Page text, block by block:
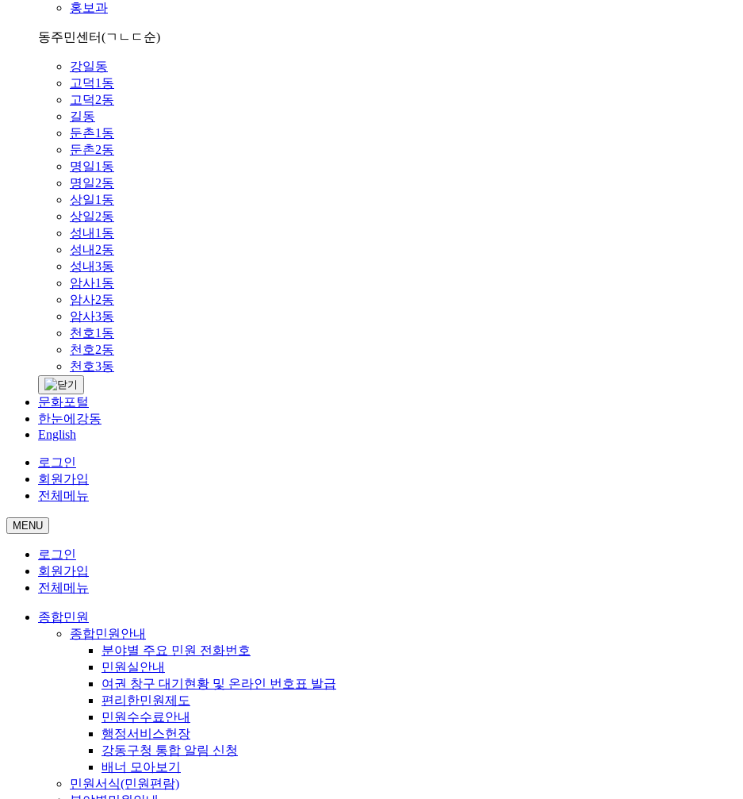
홍보과
동주민센터(ㄱㄴㄷ순)
강일동
고덕1동
고덕2동
길동
둔촌1동
둔촌2동
명일1동
명일2동
상일1동
상일2동
성내1동
성내2동
성내3동
암사1동
암사2동
암사3동
천호1동
천호2동
천호3동
문화포털
한눈에강동
English
로그인
회원가입
전체메뉴
MENU
로그인
회원가입
전체메뉴
종합민원
종합민원안내
분야별 주요 민원 전화번호
민원실안내
여권 창구 대기현황 및 온라인 번호표 발급
편리한민원제도
민원수수료안내
행정서비스헌장
강동구청 통합 알림 신청
배너 모아보기
민원서식(민원편람)